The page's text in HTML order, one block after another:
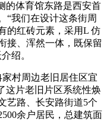
体育馆东路是西安首
“我们在设计这条街周
的红砖元素，采用L 仿
接、浑然一体，既保留
绍。
村周边老旧居住区宜
这片老旧片区系统性焕
艺路、长安路街道5个
余户居民，总建筑面